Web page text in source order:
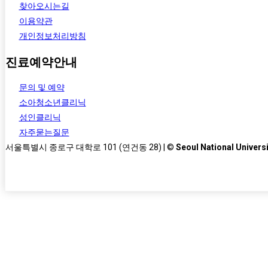
찾아오시는길
이용약관
개인정보처리방침
진료예약안내
문의 및 예약
소아청소년클리닉
성인클리닉
자주묻는질문
서울특별시 종로구 대학로 101 (연건동 28) | © Seoul National